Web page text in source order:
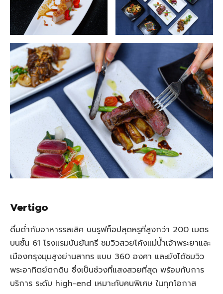
Vertigo
ดื่มด่ำกับอาหารรสเลิศ บนรูฟท็อปสุดหรูที่สูงกว่า 200 เมตร
บนชั้น 61 โรงแรมบันยันทรี ชมวิวสวยโค้งแม่น้ำเจ้าพระยาและ
เมืองกรุงมุมสูงย่านสาทร แบบ 360 องศา และยังได้ชมวิว
พระอาทิตย์ตกดิน ซึ่งเป็นช่วงที่แสงสวยที่สุด พร้อมกับการ
บริการ ระดับ high-end เหมาะกับคนพิเศษ ในทุกโอกาส